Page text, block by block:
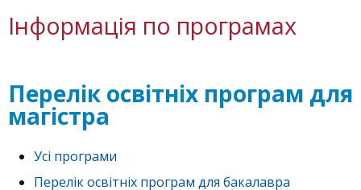
Інформація по програмах
Перелік освітніх програм для
магістра
Усі програми
Перелік освітніх програм для бакалавра